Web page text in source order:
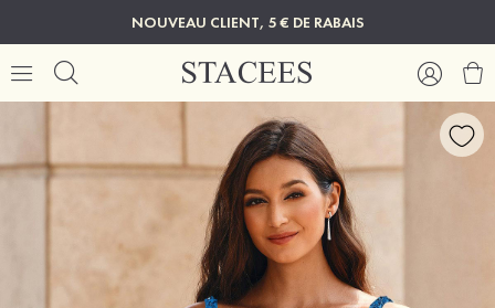
NOUVEAU CLIENT, 5 € DE RABAIS